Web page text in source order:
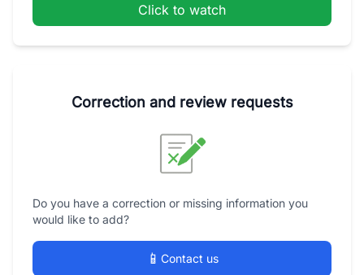
Click to watch
Correction and review requests
Do you have a correction or missing information you
would like to add?
📱 Contact us